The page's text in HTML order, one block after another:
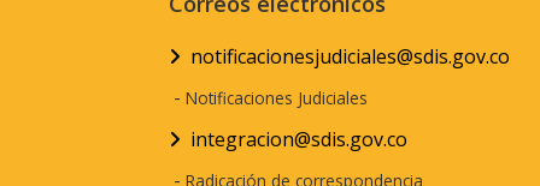
notificacionesjudiciales@sdis.gov.co
- Notificaciones Judiciales
integracion@sdis.gov.co
- Radicación de correspondencia